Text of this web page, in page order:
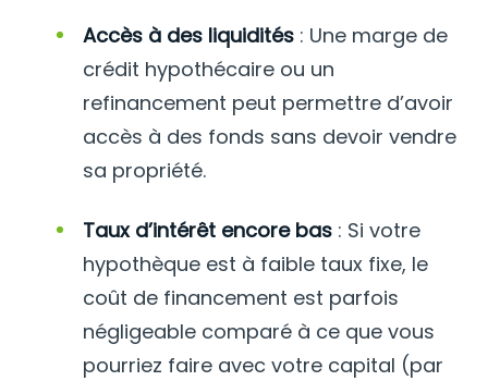
Accès à des liquidités : Une marge de
crédit hypothécaire ou un
refinancement peut permettre d’avoir
accès à des fonds sans devoir vendre
sa propriété.
Taux d’intérêt encore bas : Si votre
hypothèque est à faible taux fixe, le
coût de financement est parfois
négligeable comparé à ce que vous
pourriez faire avec votre capital (par